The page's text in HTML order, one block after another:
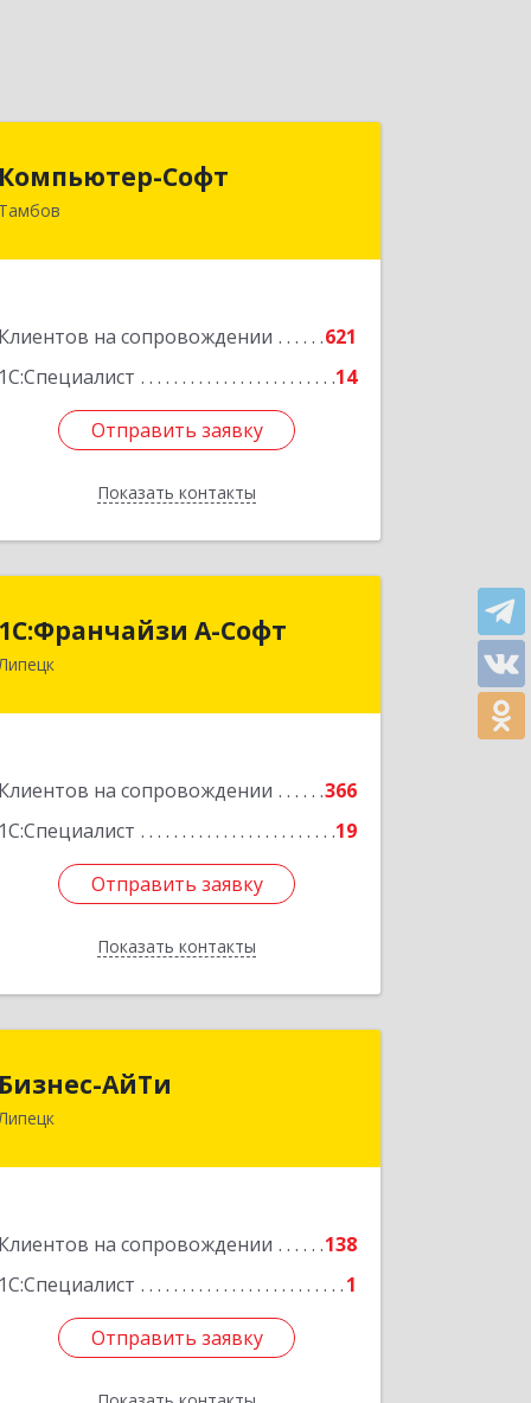
Компьютер-Софт
Тамбов
Клиентов на сопровождении
621
1С:Специалист
14
Отправить заявку
Показать контакты
Компьютер-Софт
392000, Тамбовская обл, Тамбов г,
Отправить заявку
Назад
1С:Франчайзи А-Софт
Липецк
Клиентов на сопровождении
366
1С:Специалист
19
Отправить заявку
Показать контакты
1С:Франчайзи А-Софт
398059, Липецкая обл, Липецк г,
Отправить заявку
Назад
Бизнес-АйТи
Липецк
Клиентов на сопровождении
138
1С:Специалист
1
Отправить заявку
398008, Липецкая обл, Липецк г, 50
Отправить заявку